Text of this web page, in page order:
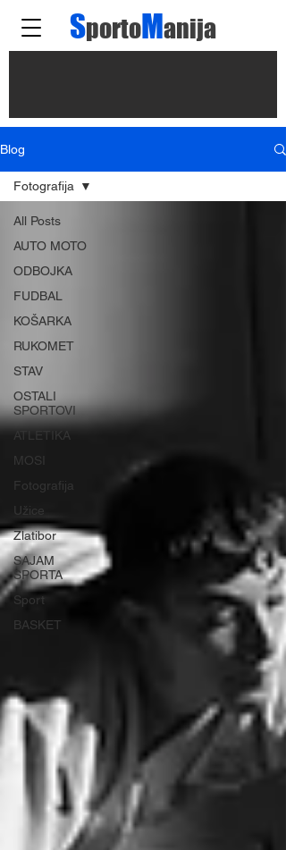
SportoManija
Blog
All Posts
AUTO MOTO
ODBOJKA
FUDBAL
KOŠARKA
RUKOMET
STAV
OSTALI
SPORTOVI
ATLETIKA
MOSI
Fotografija
Užice
Zlatibor
SAJAM
SPORTA
Sport
BASKET
Fotografija